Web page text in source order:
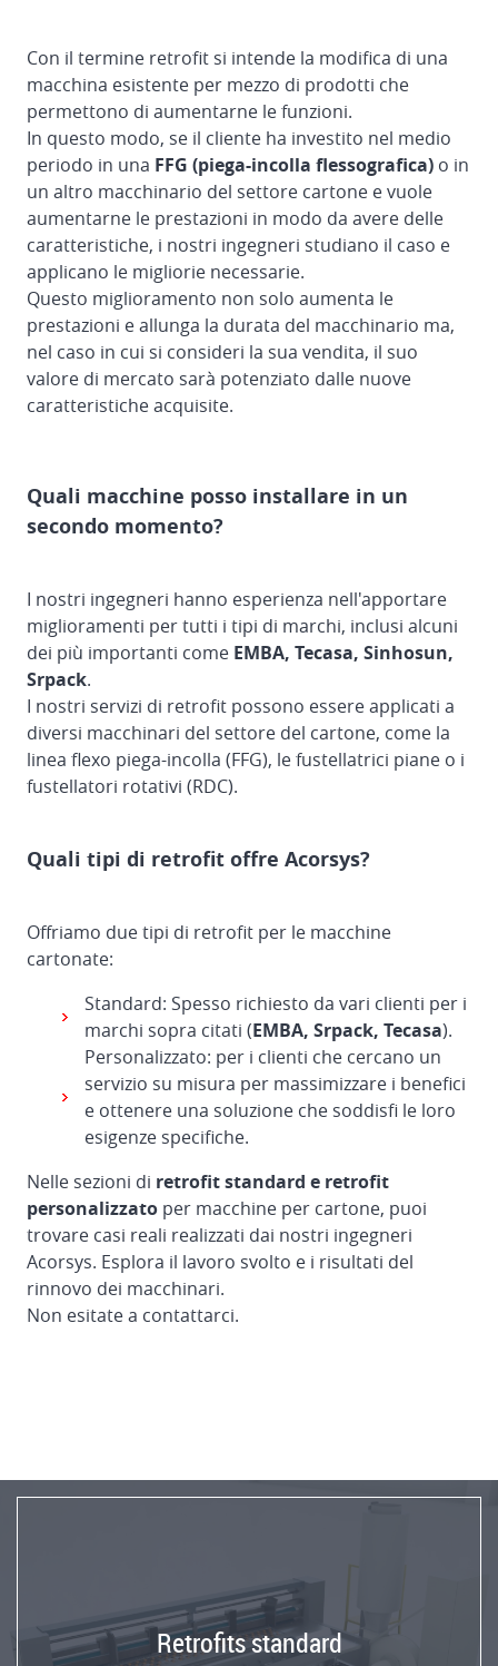
Con il termine retrofit si intende la modifica di una
macchina esistente per mezzo di prodotti che
permettono di aumentarne le funzioni.
In questo modo, se il cliente ha investito nel medio
periodo in una FFG (piega-incolla flessografica) o in
un altro macchinario del settore cartone e vuole
aumentarne le prestazioni in modo da avere delle
caratteristiche, i nostri ingegneri studiano il caso e
applicano le migliorie necessarie.
Questo miglioramento non solo aumenta le
prestazioni e allunga la durata del macchinario ma,
nel caso in cui si consideri la sua vendita, il suo
valore di mercato sarà potenziato dalle nuove
caratteristiche acquisite.
Quali macchine posso installare in un
secondo momento?
I nostri ingegneri hanno esperienza nell'apportare
miglioramenti per tutti i tipi di marchi, inclusi alcuni
dei più importanti come EMBA, Tecasa, Sinhosun,
Srpack.
I nostri servizi di retrofit possono essere applicati a
diversi macchinari del settore del cartone, come la
linea flexo piega-incolla (FFG), le fustellatrici piane o i
fustellatori rotativi (RDC).
Quali tipi di retrofit offre Acorsys?
Offriamo due tipi di retrofit per le macchine
cartonate:
Standard: Spesso richiesto da vari clienti per i
marchi sopra citati (EMBA, Srpack, Tecasa).
Personalizzato: per i clienti che cercano un
servizio su misura per massimizzare i benefici
e ottenere una soluzione che soddisfi le loro
esigenze specifiche.
Nelle sezioni di retrofit standard e retrofit
personalizzato per macchine per cartone, puoi
trovare casi reali realizzati dai nostri ingegneri
Acorsys. Esplora il lavoro svolto e i risultati del
rinnovo dei macchinari.
Non esitate a contattarci.
Retrofits standard